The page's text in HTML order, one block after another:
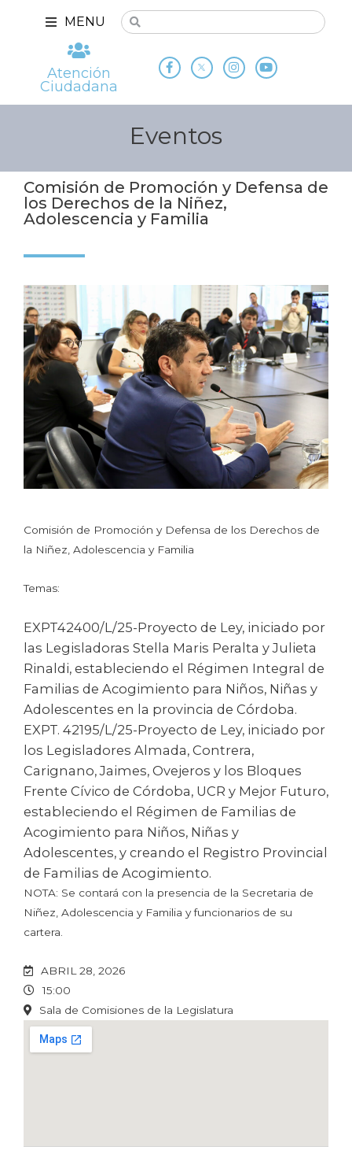
MENU
Atención
Ciudadana
Eventos
Comisión de Promoción y Defensa de
los Derechos de la Niñez,
Adolescencia y Familia
Comisión de Promoción y Defensa de los Derechos de
la Niñez, Adolescencia y Familia
Temas:
EXPT42400/L/25-Proyecto de Ley, iniciado por
las Legisladoras Stella Maris Peralta y Julieta
Rinaldi, estableciendo el Régimen Integral de
Familias de Acogimiento para Niños, Niñas y
Adolescentes en la provincia de Córdoba.
EXPT. 42195/L/25-Proyecto de Ley, iniciado por
los Legisladores Almada, Contrera,
Carignano, Jaimes, Ovejeros y los Bloques
Frente Cívico de Córdoba, UCR y Mejor Futuro,
estableciendo el Régimen de Familias de
Acogimiento para Niños, Niñas y
Adolescentes, y creando el Registro Provincial
de Familias de Acogimiento.
NOTA: Se contará con la presencia de la Secretaria de
Niñez, Adolescencia y Familia y funcionarios de su
cartera.
ABRIL 28, 2026
15:00
Sala de Comisiones de la Legislatura